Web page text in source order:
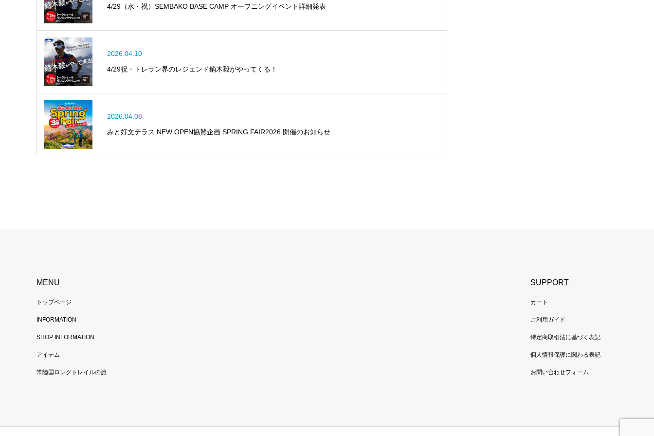
4/29（水・祝）SEMBAKO BASE CAMP オープニングイベント詳細発表
2026.04.10
4/29祝・トレラン界のレジェンド鏑木毅がやってくる！
2026.04.08
みと好文テラス NEW OPEN協賛企画 SPRING FAIR2026 開催のお知らせ
MENU
トップページ
INFORMATION
SHOP INFORMATION
アイテム
常陸国ロングトレイルの旅
SUPPORT
カート
ご利用ガイド
特定商取引法に基づく表記
個人情報保護に関わる表記
お問い合わせフォーム